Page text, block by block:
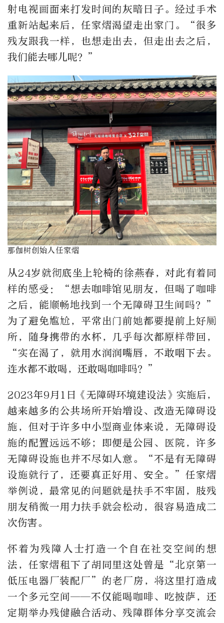
射电视画面来打发时间的灰暗日子。经过手术
重新站起来后， 任家熠渴望走出家门。“很多
残友跟我一样，也想走出去，但走出去之后，
我们能去哪儿呢？”
那伽树创始人任家熠
从24岁就彻底坐上轮椅的徐燕春，对此有着同
样的感受：“想去咖啡馆见朋友，但喝了咖啡
之后，能顺畅地找到一个无障碍卫生间吗？”
为了避免尴尬，平常出门前她都要提前上好厕
所，随身携带的水杯，几乎每次都原样带回，
“实在渴了，就用水润润嘴唇，不敢咽下去。
连水都不敢喝，还敢喝咖啡吗？”
2023年9月 1 日《无障碍环境建设法》实施后，
越来越多的公共场所开始增设、改造无障碍设
施，但对于许多中小型商业体来说，无障碍设
施的配置远远不够；即便是公园、医院，许多
无障碍设施也并不尽如人意。“不是有无障碍
设施就行了，还要真正好用、安全。”任家熠
举例说，最常见的问题就是扶手不牢固，肢残
朋友稍微一用力扶手就会松动，很容易造成二
次伤害。
怀着为残障人士打造一个自在社交空间的想
法，任家熠租下了胡同里这处曾是“北京第一
低压电器厂装配厂”的老厂房，将这里打造成
一个多元空间——不仅能喝咖啡、吃披萨，还
定期举办残健融合活动、残障群体分享交流会